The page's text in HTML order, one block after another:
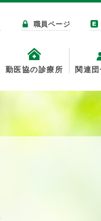
職員ページ
勤医協の診療所 関連